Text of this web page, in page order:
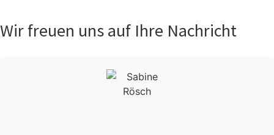
Wir freuen uns auf Ihre Nachricht